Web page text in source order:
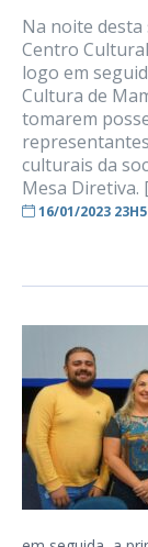
Na noite
Centro
logo em
Cultura de
tomarem
culturais da
Mesa Diretiva.
16/01/2023